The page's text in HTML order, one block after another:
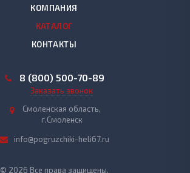
КОМПАНИЯ
КАТАЛОГ
КОНТАКТЫ
8 (800) 500-70-89
Заказать звонок
Смоленская область,
г.Смоленск
info@pogruzchiki-heli67.ru
© 2026 Все права защищены.